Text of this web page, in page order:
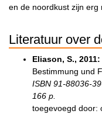
en de noordkust zijn erg
Literatuur over
Eliason, S., 2011:
Bestimmung und
ISBN 91-88036-
166 p.
toegevoegd door: